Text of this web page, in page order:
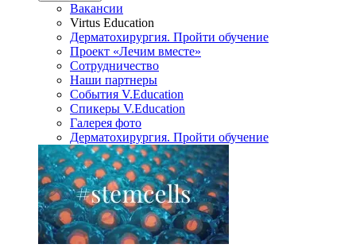
Вакансии
Virtus Education
Дерматохирургия. Пройти обучение
Проект «Лечим вместе»
Сотрудничество
Наши партнеры
События V.Education
Спикеры V.Education
Галерея фото
Дерматохирургия. Пройти обучение